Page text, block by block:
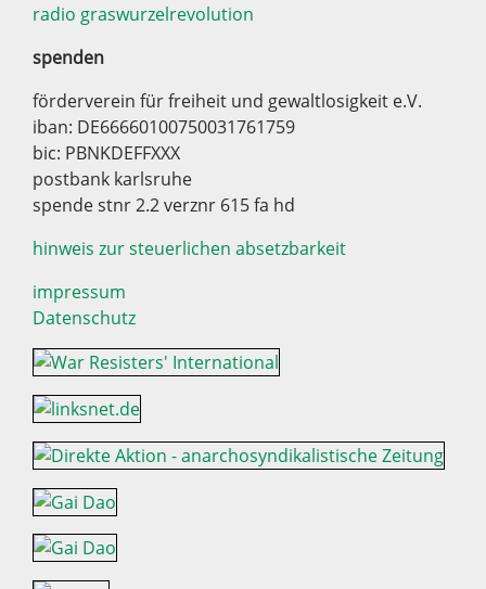
radio graswurzelrevolution
spenden
förderverein für freiheit und gewaltlosigkeit e.V.
iban: DE66660100750031761759
bic: PBNKDEFFXXX
postbank karlsruhe
spende stnr 2.2 verznr 615 fa hd
hinweis zur steuerlichen absetzbarkeit
impressum
Datenschutz